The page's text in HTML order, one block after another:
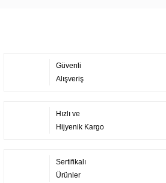
Güvenli
Alışveriş
Hızlı ve
Hijyenik Kargo
Sertifikalı
Ürünler